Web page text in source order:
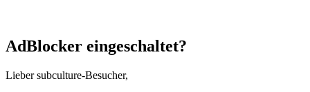
AdBlocker eingeschaltet?
Lieber subculture-Besucher,